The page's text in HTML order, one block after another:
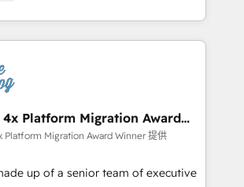
Integration & Platform
to help you
your investment in HubSpot.
our targeted processes, we
digital transformation and minimize
partner, we provide expertise to
Since 2015 we are fully
and with an experienced
work with reputable companies in
as manufacturing, SaaS and
We prepare a customized
4x Platform Migration Award
Platform Migration Award Winner 提供
up of a senior team of executive